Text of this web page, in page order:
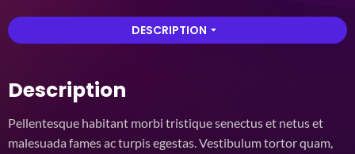
DESCRIPTION arrow_drop_down
Description
Pellentesque habitant morbi tristique senectus et netus et
malesuada fames ac turpis egestas. Vestibulum tortor quam,